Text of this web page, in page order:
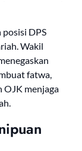
DPS
Wakil
fatwa,
OJK menjaga